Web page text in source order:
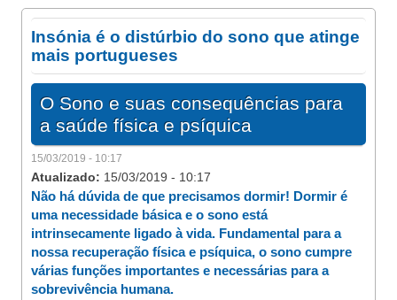
Insónia é o distúrbio do sono que atinge
mais portugueses
O Sono e suas consequências para
a saúde física e psíquica
15/03/2019 - 10:17
Atualizado: 15/03/2019 - 10:17
Não há dúvida de que precisamos dormir! Dormir é
uma necessidade básica e o sono está
intrinsecamente ligado à vida. Fundamental para a
nossa recuperação física e psíquica, o sono cumpre
várias funções importantes e necessárias para a
sobrevivência humana.